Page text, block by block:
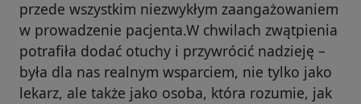
przede wszystkim niezwykłym zaangażowaniem
w prowadzenie pacjenta.W chwilach zwątpienia
potrafiła dodać otuchy i przywrócić nadzieję –
była dla nas realnym wsparciem, nie tylko jako
lekarz, ale także jako osoba, która rozumie, jak